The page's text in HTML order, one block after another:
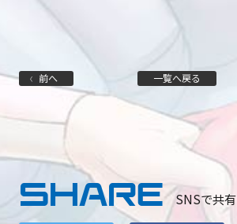
前へ 一覧へ戻る
SHARE SNSで共有